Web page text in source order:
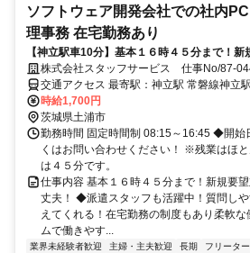
ソフトウェア開発会社での社内
理事務 在宅勤務あり
【神立駅車10分】基本１６時４５分まで！
も大丈夫！
株式会社スタッフサービス 仕事No/87-
交通アクセス 最寄駅：神立駅
時給1,700円
茨城県土浦市
勤務時間 固定時間制 08:15～16:45 ◆開始
くはお問い合わせください！ ※残業はほ
は４５分です。
仕事内容 基本１６時４５分まで！新規要
丈夫！ ◆派遣スタッフも活躍中！質問し
えてくれる！在宅勤務の制度もあり柔軟
ムで働きやす...
業界未経験者歓迎 主婦・主夫歓迎 長期 フリータ